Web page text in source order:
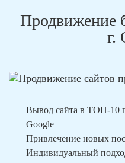
Продвижение
г.
Вывод сайта в ТОП-10
Google
Привлечение новых
Индивидуальный